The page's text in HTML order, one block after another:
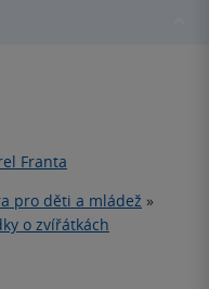
Franta
pro děti a mládež »
o zvířátkách